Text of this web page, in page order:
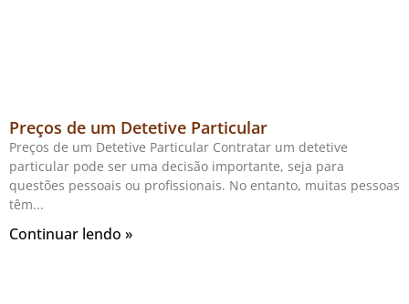
Preços de um Detetive Particular
Preços de um Detetive Particular Contratar um detetive
particular pode ser uma decisão importante, seja para
questões pessoais ou profissionais. No entanto, muitas pessoas
têm
Continuar lendo »